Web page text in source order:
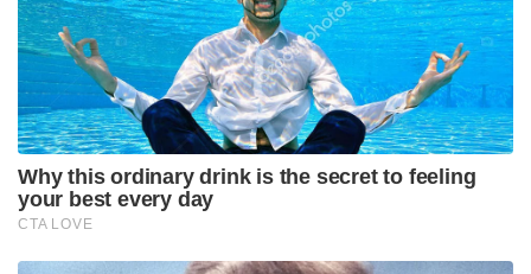
നൽകും എന്നാണ് മുസ്ലിം ലീഗ് നേതാക്കൾ
വ്യക്തമാക്കിയിട്ടുള്ളത്.
Tags: muslim league fashion gold scam
mc kamarudin
pookoya thangal